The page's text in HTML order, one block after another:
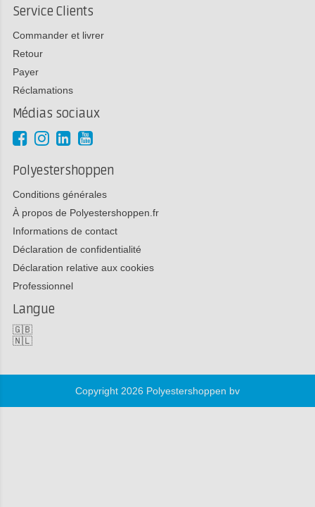
Service Clients
Commander et livrer
Retour
Payer
Réclamations
Médias sociaux
Polyestershoppen
Conditions générales
À propos de Polyestershoppen.fr
Informations de contact
Déclaration de confidentialité
Déclaration relative aux cookies
Professionnel
Langue
🇬🇧
🇳🇱
Copyright 2026 Polyestershoppen bv